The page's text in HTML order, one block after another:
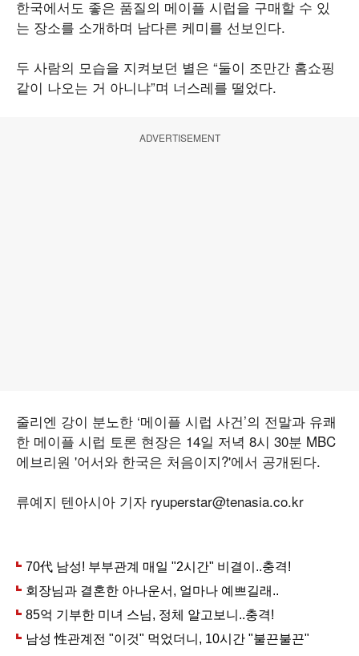
한국에서도 좋은 품질의 메이플 시럽을 구매할 수 있
는 장소를 소개하며 남다른 케미를 선보인다.
두 사람의 모습을 지켜보던 별은 “둘이 조만간 홈쇼핑
같이 나오는 거 아니냐”며 너스레를 떨었다.
ADVERTISEMENT
줄리엔 강이 분노한 ‘메이플 시럽 사건’의 전말과 유쾌
한 메이플 시럽 토론 현장은 14일 저녁 8시 30분 MBC
에브리원 '어서와 한국은 처음이지?'에서 공개된다.
류예지 텐아시아 기자 ryuperstar@tenasia.co.kr